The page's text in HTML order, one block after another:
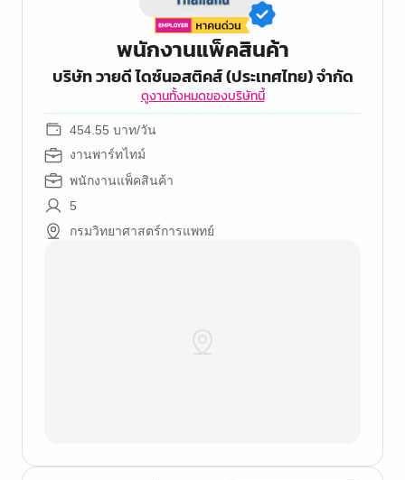
พนักงานแพ็คสินค้า
บริษัท วายดี ไดซ์นอสติคส์ (ประเทศไทย) จำกัด
ดูงานทั้งหมดของบริษัทนี้
454.55 บาท/วัน
งานพาร์ทไทม์
พนักงานแพ็คสินค้า
5
กรมวิทยาศาสตร์การแพทย์